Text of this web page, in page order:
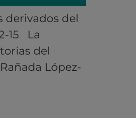
derivados del
15 La
del
López-